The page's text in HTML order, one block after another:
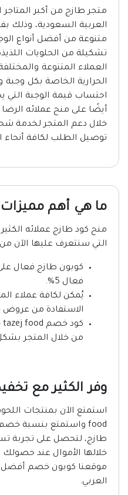
متجر طازج من أكبر
العربية السعودية، وذلك
متنوعة من أفضل أنواع
تشكيلة من الحلويات
العملاء المتنوعة
الحرارية الخاصة بكل
احتساب قيمة الوجبة
أيضًا على منح عملائه
خلال دعم المتجر لخدمة
توصيل الطلب لكافة أنحاء
ما هي أهم
منح كود طازج عملائه
التي سنتعرف عليها الآن من
كوبون طازج فعال
فعال 5%.
يُمكن لكافة عملاء
الاستفادة من عروض
من خلال المتجر
وفر الكثير مع
طازج، لتحصل على تجربة
خلالها الأموال عند
موقعنا كوبون خصم أفضل
العربي.